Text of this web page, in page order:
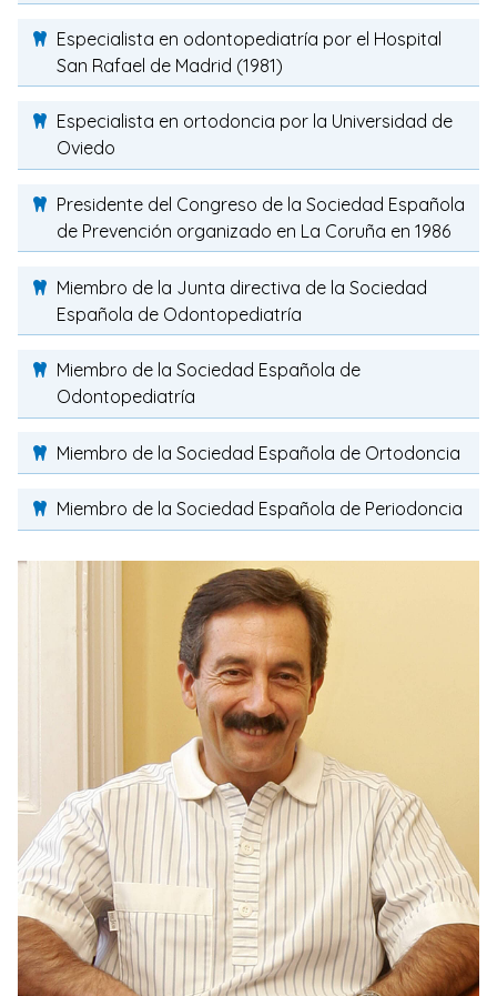
Especialista en odontopediatría por el Hospital
San Rafael de Madrid (1981)
Especialista en ortodoncia por la Universidad de
Oviedo
Presidente del Congreso de la Sociedad Española
de Prevención organizado en La Coruña en 1986
Miembro de la Junta directiva de la Sociedad
Española de Odontopediatría
Miembro de la Sociedad Española de
Odontopediatría
Miembro de la Sociedad Española de Ortodoncia
Miembro de la Sociedad Española de Periodoncia